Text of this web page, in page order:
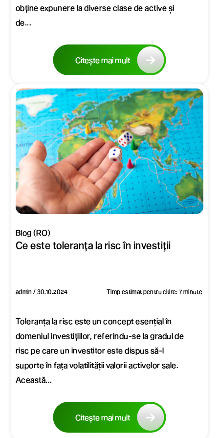
obține expunere la diverse clase de active și
de...
Citește mai mult
Blog (RO)
Ce este toleranța la risc în investiții
admin / 30.10.2024 Timp estimat pentru citire: 7 minute
Toleranța la risc este un concept esențial în
domeniul investițiilor, referindu-se la gradul de
risc pe care un investitor este dispus să-l
suporte în fața volatilității valorii activelor sale.
Această...
Citește mai mult